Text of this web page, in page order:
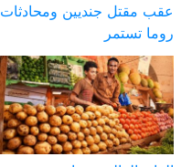
عقب مقتل جنديين ومحادثات
روما تستمر